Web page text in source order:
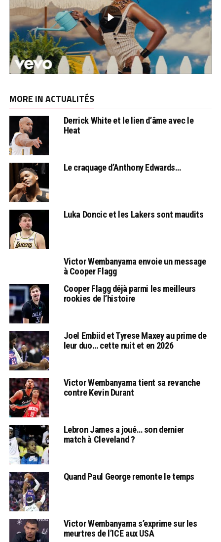
MORE IN ACTUALITÉS
Derrick White et le lien d’âme avec le
Heat
Le craquage d’Anthony Edwards…
Luka Doncic et les Lakers sont maudits
Victor Wembanyama envoie un message
à Cooper Flagg
Cooper Flagg déjà parmi les meilleurs
rookies de l’histoire
Joel Embiid et Tyrese Maxey au prime de
leur duo… cette nuit et en 2026
Victor Wembanyama tient sa revanche
contre Kevin Durant
Lebron James a joué… son dernier
match à Cleveland ?
Quand Paul George remonte le temps
Victor Wembanyama s’exprime sur les
meurtres de l’ICE aux USA